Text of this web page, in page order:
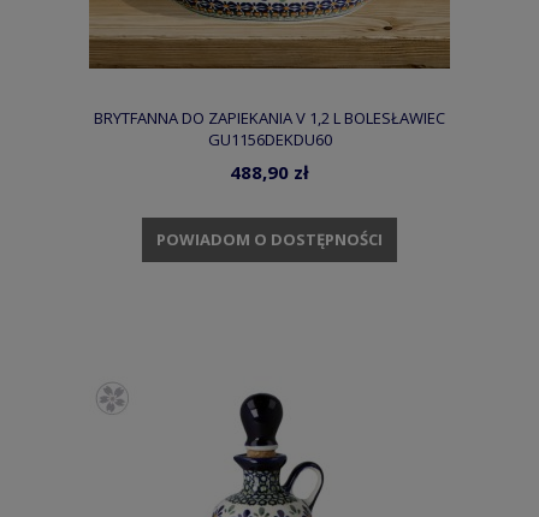
BRYTFANNA DO ZAPIEKANIA V 1,2 L BOLESŁAWIEC
GU1156DEKDU60
488,90 zł
POWIADOM O DOSTĘPNOŚCI